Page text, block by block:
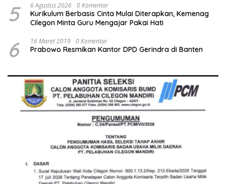
5 6 Agustus 2026 0 Komentar
Kurikulum Berbasis Cinta Mulai Diterapkan, Kemenag
Cilegon Minta Guru Mengajar Pakai Hati
6 16 Maret 2019 0 Komentar
Prabowo Resmikan Kantor DPD Gerindra di Banten